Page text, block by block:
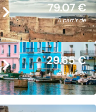
79.07 €
À partir de
29.65 €
À partir de